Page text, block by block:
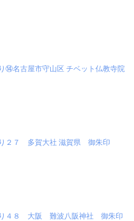
⑭名古屋市守山区 チベット仏教寺院
２７ 多賀大社 滋賀県 御朱印
り４８ 大阪 難波八阪神社 御朱印